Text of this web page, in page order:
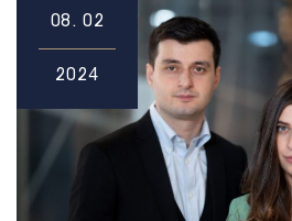
08. 02
2024